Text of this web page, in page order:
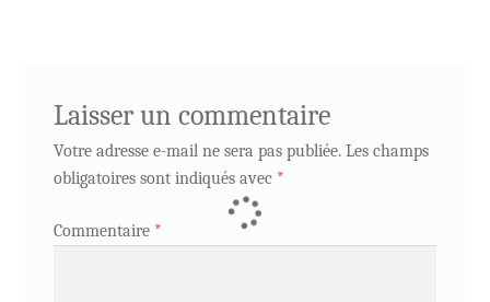
Laisser un commentaire
Votre adresse e-mail ne sera pas publiée. Les champs
obligatoires sont indiqués avec *
Commentaire *